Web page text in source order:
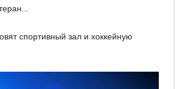
спортивный зал и хоккейную